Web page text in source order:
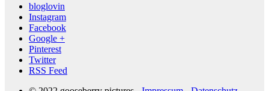
bloglovin
Instagram
Facebook
Google +
Pinterest
Twitter
RSS Feed